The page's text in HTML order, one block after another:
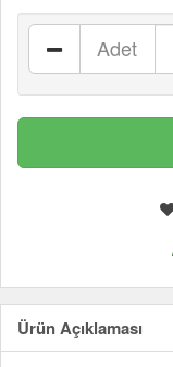
Adet
Ürün Açıklaması